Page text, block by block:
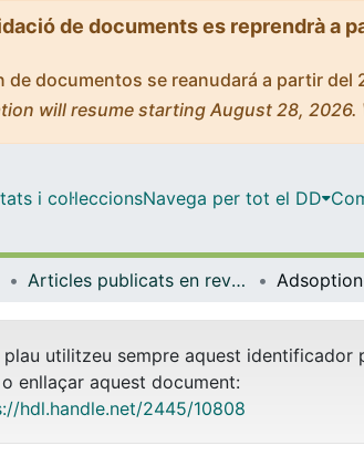
de documents es reprendrà a
documentos se reanudará a partir
will resume starting August 28,
i col·leccionsNavega per tot el DD
Articles publicats en revistes (Ciència dels Materials i Química Física)
plau utilitzeu sempre aquest identificador
enllaçar aquest document:
hdl.handle.net/2445/10808